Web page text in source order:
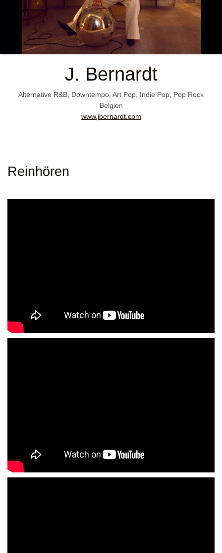
J. Bernardt
Alternative R&B, Downtempo, Art Pop, Indie Pop, Pop Rock
Belgien
www.jbernardt.com
Reinhören